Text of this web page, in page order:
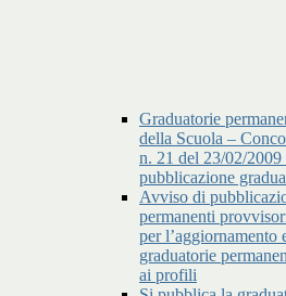
Graduatorie
della Scuola –
n. 21 del 23/02/
pubblicazione
Avviso di
permanenti
per l’aggiornamento
graduatorie
ai profili